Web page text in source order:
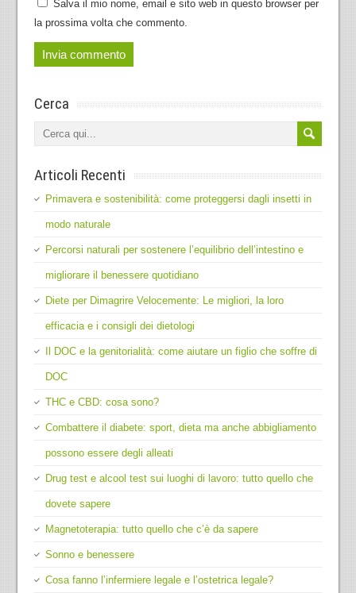
Salva il mio nome, email e sito web in questo browser per
la prossima volta che commento.
Cerca
Articoli Recenti
Primavera e sostenibilità: come proteggersi dagli insetti in
modo naturale
Percorsi naturali per sostenere l’equilibrio dell’intestino e
migliorare il benessere quotidiano
Diete per Dimagrire Velocemente: Le migliori, la loro
efficacia e i consigli dei dietologi
Il DOC e la genitorialità: come aiutare un figlio che soffre di
DOC
THC e CBD: cosa sono?
Combattere il diabete: sport, dieta ma anche abbigliamento
possono essere degli alleati
Drug test e alcool test sui luoghi di lavoro: tutto quello che
dovete sapere
Magnetoterapia: tutto quello che c’è da sapere
Sonno e benessere
Cosa fanno l’infermiere legale e l’ostetrica legale?